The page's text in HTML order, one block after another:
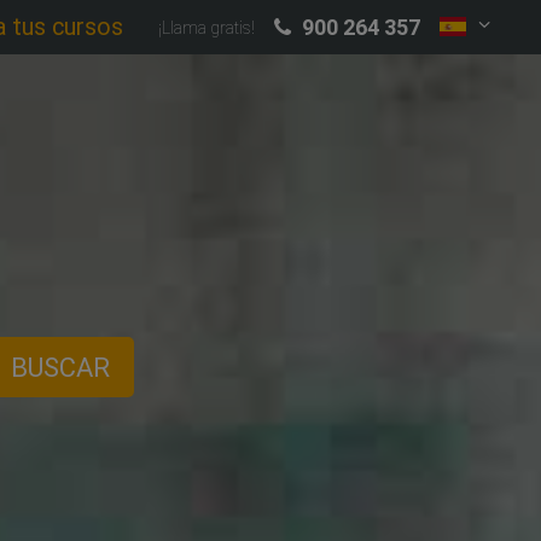
tus cursos ¡Llama gratis! 900 264 357
BUSCAR